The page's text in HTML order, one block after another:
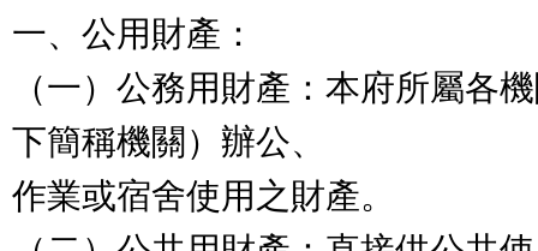
一、公用財產：
（一）公務用財產：本府所屬各
下簡稱機關）辦公、
作業或宿舍使用之財產。